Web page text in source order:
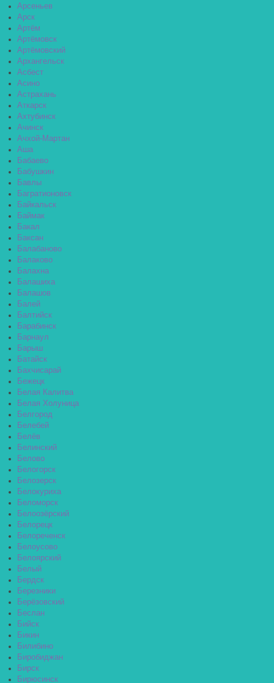
Арсеньев
Арск
Артём
Артёмовск
Артёмовский
Архангельск
Асбест
Асино
Астрахань
Аткарск
Ахтубинск
Ачинск
Ачхой-Мартан
Аша
Бабаево
Бабушкин
Бавлы
Багратионовск
Байкальск
Баймак
Бакал
Баксан
Балабаново
Балаково
Балахна
Балашиха
Балашов
Балей
Балтийск
Барабинск
Барнаул
Барыш
Батайск
Бахчисарай
Бежецк
Белая Калитва
Белая Холуница
Белгород
Белебей
Белёв
Белинский
Белово
Белогорск
Белозерск
Белокуриха
Беломорск
Белоозёрский
Белорецк
Белореченск
Белоусово
Белоярский
Белый
Бердск
Березники
Берёзовский
Беслан
Бийск
Бикин
Билибино
Биробиджан
Бирск
Бирюсинск